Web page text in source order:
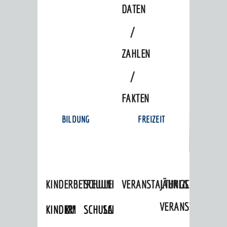
DATEN
/
ZAHLEN
/
FAKTEN
BILDUNG
KINDERBETREUUNG
KINDERTAGESPFLEGE
KINDERKRIPPEN
SCHULEN
SCHULARTEN
SCHULVERWALTUNG
FREIZEIT
VERANSTALTUNGSKALENDER
JÄHRLICHE